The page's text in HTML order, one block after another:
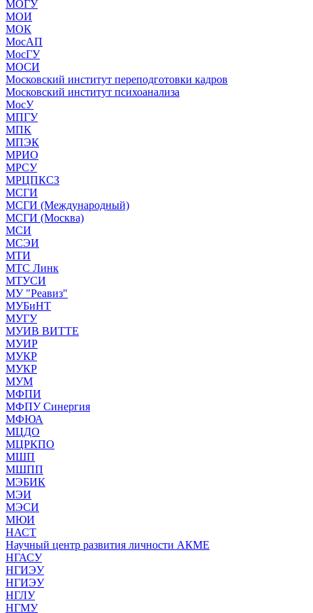
МОГУ
МОИ
МОК
МосАП
МосГУ
МОСИ
Московский институт переподготовки кадров
Московский институт психоанализа
МосУ
МПГУ
МПК
МПЭК
МРИО
МРСУ
МРЦПКСЗ
МСГИ
МСГИ (Международный)
МСГИ (Москва)
МСИ
МСЭИ
МТИ
МТС Линк
МТУСИ
МУ "Реавиз"
МУБиНТ
МУГУ
МУИВ ВИТТЕ
МУИР
МУКР
МУКР
МУМ
МФПИ
МФПУ Синергия
МФЮА
МЦДО
МЦРКПО
МШП
МШПП
МЭБИК
МЭИ
МЭСИ
МЮИ
НАСТ
Научный центр развития личности АКМЕ
НГАСУ
НГИЭУ
НГИЭУ
НГЛУ
НГМУ